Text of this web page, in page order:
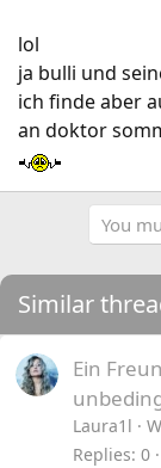
lol
ja bulli und
ich finde aber
an doktor
You
Similar
Ein
Laura1l
Replies 0